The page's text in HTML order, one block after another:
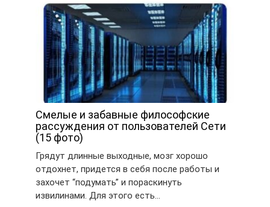
Смелые и забавные философские
рассуждения от пользователей Сети
(15 фото)
Грядут длинные выходные, мозг хорошо
отдохнет, придется в себя после работы и
захочет “подумать” и пораскинуть
извилинами. Для этого есть…